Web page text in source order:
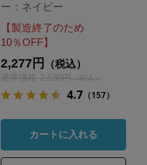
ー：ネイビー
【製造終了のため
10％OFF】
2,277円 （税込）
通常価格 2,530円 （税込）
4.7（157）
カートに入れる